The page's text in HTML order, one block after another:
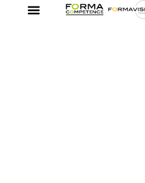
ont formé leur